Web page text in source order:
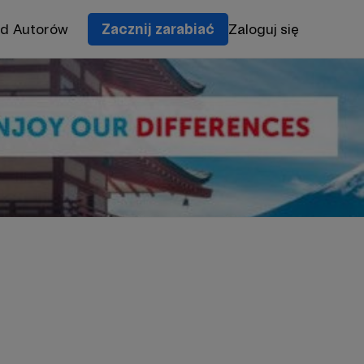
Autorów Zacznij zarabiać Zaloguj się